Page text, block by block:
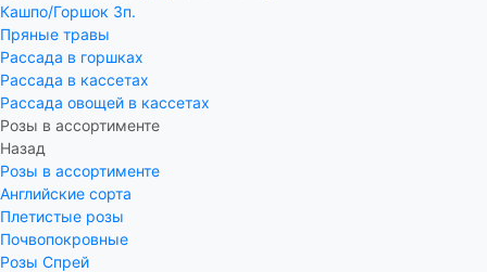
Кашпо/Горшок 3п.
Пряные травы
Рассада в горшках
Рассада в кассетах
Рассада овощей в кассетах
Розы в ассортименте
Назад
Розы в ассортименте
Английские сорта
Плетистые розы
Почвопокровные
Розы Спрей